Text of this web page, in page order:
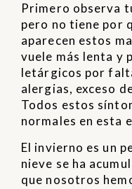
Primero observa
pero no tiene por
aparecen estos
vuele más lenta y
letárgicos por
alergias, exceso
Todos estos
normales en esta
El invierno es un
nieve se ha
que nosotros